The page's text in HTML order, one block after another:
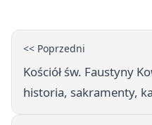
<< Poprzedni
Kościół św. Faustyny
historia, sakramenty,